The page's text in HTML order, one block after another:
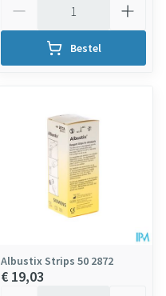
Bestel
Albustix Strips 50 2872
€ 19,03